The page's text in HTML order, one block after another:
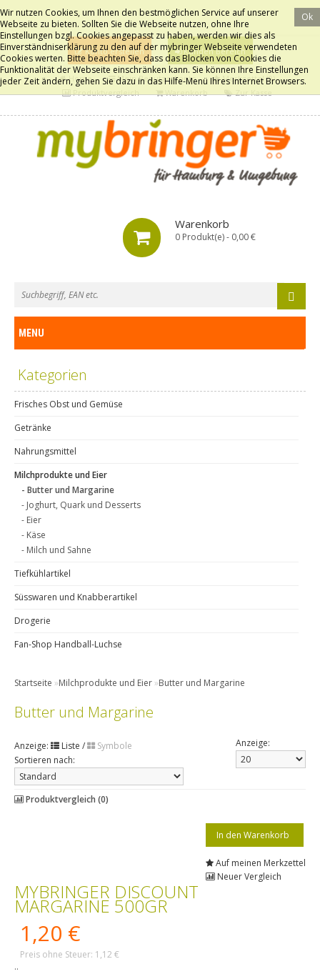
Ok
Wir nutzen Cookies, um Ihnen den bestmöglichen Service auf unserer
Webseite zu bieten. Sollten Sie die Webseite nutzen, ohne Ihre
Einstellungen bzgl. Cookies angepasst zu haben, werden wir dies als
Einverständniserklärung zu den auf der mybringer Webseite verwendeten
Cookies werten. Bitte beachten Sie, dass das Blocken von Cookies die
Funktionalität der Webseite einschränken kann. Sie können Ihre Einstellungen
jeder Zeit ändern, gehen Sie dazu in das Hilfe-Menü Ihres Internet Browsers.
Konto erstellen Kunden Bereich
Home Mein Benutzerkonto
Merkzettel (0)
Produktvergleich
Warenkorb Zur Kasse
Warenkorb
0 Produkt(e) - 0,00 €
MENU
Kategorien
Frisches Obst und Gemüse
Getränke
Nahrungsmittel
Milchprodukte und Eier
- Butter und Margarine
- Joghurt, Quark und Desserts
- Eier
- Käse
- Milch und Sahne
Tiefkühlartikel
Süsswaren und Knabberartikel
Drogerie
Fan-Shop Handball-Luchse
Startseite »Milchprodukte und Eier »Butter und Margarine
Butter und Margarine
Anzeige: Liste / Symbole
Anzeige:
Sortieren nach:
Produktvergleich (0)
Auf meinen Merkzettel
Neuer Vergleich
MYBRINGER DISCOUNT
MARGARINE 500GR
1,20 €
Preis ohne Steuer: 1,12 €
..